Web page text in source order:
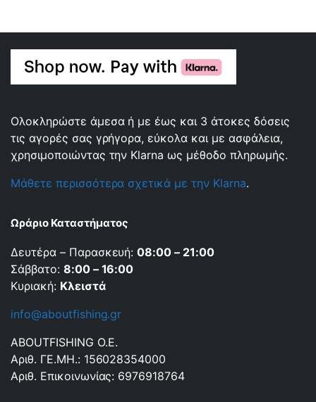
Ολοκληρώστε άμεσα ή με έως και 3 άτοκες δόσεις
τις αγορές σας γρήγορα, εύκολα και με ασφάλεια,
χρησιμοποιώντας την Klarna ως μέθοδο πληρωμής.
Μάθετε περισσότερα σχετικά με την Klarna.
Ωράριο Καταστήματος
Δευτέρα – Παρασκευή:08:00 – 21:00
Σάββατο: 8:00 – 16:00
Κυριακή: Κλειστά
info@aboutfishing.gr
ABOUTFISHING Ο.Ε.
Αριθ. ΓΕ.ΜΗ.: 156028354000
Αριθ. Επικοινωνίας: 6976918764